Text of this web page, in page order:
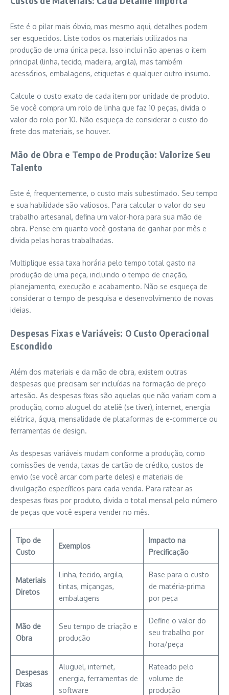
Este é o pilar mais óbvio, mas mesmo aqui, detalhes podem
ser esquecidos. Liste todos os materiais utilizados na
produção de uma única peça. Isso inclui não apenas o item
principal (linha, tecido, madeira, argila), mas também
acessórios, embalagens, etiquetas e qualquer outro insumo.
Calcule o custo exato de cada item por unidade de produto.
Se você compra um rolo de linha que faz 10 peças, divida o
valor do rolo por 10. Não esqueça de considerar o custo do
frete dos materiais, se houver.
Mão de Obra e Tempo de Produção: Valorize Seu
Talento
Este é, frequentemente, o custo mais subestimado. Seu tempo
e sua habilidade são valiosos. Para calcular o valor do seu
trabalho artesanal, defina um valor-hora para sua mão de
obra. Pense em quanto você gostaria de ganhar por mês e
divida pelas horas trabalhadas.
Multiplique essa taxa horária pelo tempo total gasto na
produção de uma peça, incluindo o tempo de criação,
planejamento, execução e acabamento. Não se esqueça de
considerar o tempo de pesquisa e desenvolvimento de novas
ideias.
Despesas Fixas e Variáveis: O Custo Operacional
Escondido
Além dos materiais e da mão de obra, existem outras
despesas que precisam ser incluídas na formação de preço
artesão. As despesas fixas são aquelas que não variam com a
produção, como aluguel do ateliê (se tiver), internet, energia
elétrica, água, mensalidade de plataformas de e-commerce ou
ferramentas de design.
As despesas variáveis mudam conforme a produção, como
comissões de venda, taxas de cartão de crédito, custos de
envio (se você arcar com parte deles) e materiais de
divulgação específicos para cada venda. Para ratear as
despesas fixas por produto, divida o total mensal pelo número
de peças que você espera vender no mês.
Tipo de
Custo
Exemplos
Impacto na
Precificação
Materiais
Diretos
Linha, tecido, argila,
tintas, miçangas,
embalagens
Base para o custo
de matéria-prima
por peça
Mão de
Obra
Seu tempo de criação e
produção
Define o valor do
seu trabalho por
hora/peça
Despesas
Fixas
Aluguel, internet,
energia, ferramentas de
software
Rateado pelo
volume de
produção